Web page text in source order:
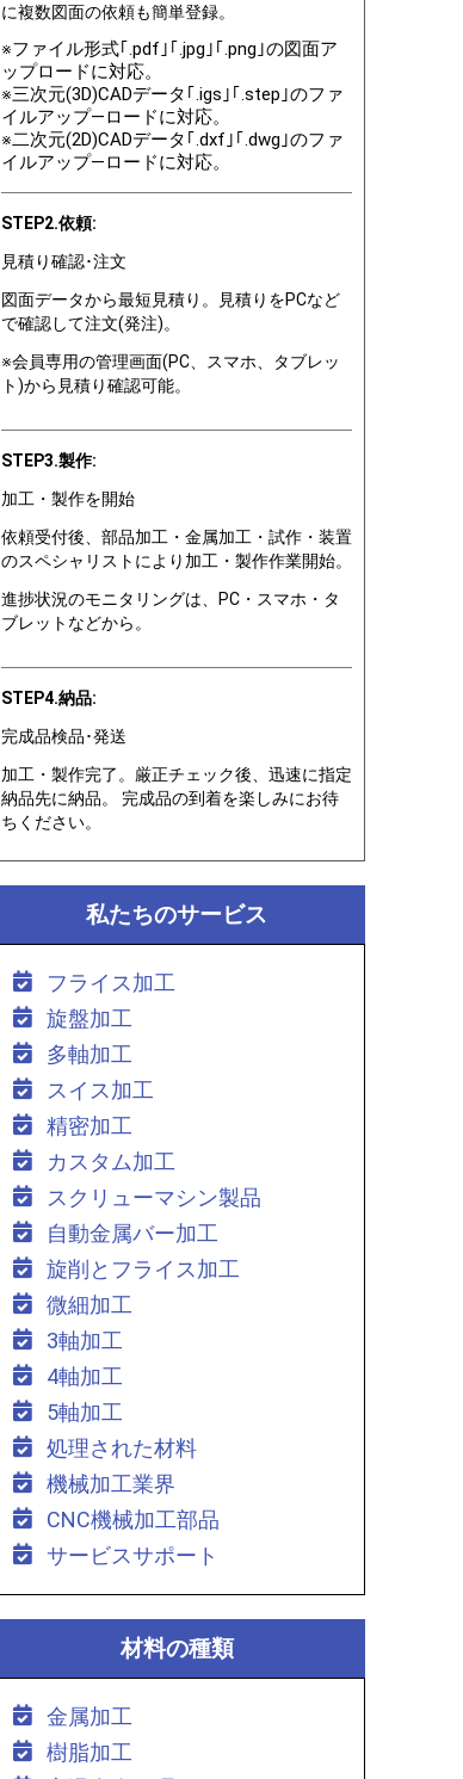
に複数図面の依頼も簡単登録。
※ファイル形式｢.pdf｣｢.jpg｣｢.png｣の図面ア
ップロードに対応。
※三次元(3D)CADデータ｢.igs｣｢.step｣のファ
イルアップ―ロードに対応。
※二次元(2D)CADデータ｢.dxf｣｢.dwg｣のファ
イルアップ―ロードに対応。
STEP2.依頼:
見積り確認･注文
図面データから最短見積り。見積りをPCなど
で確認して注文(発注)。
※会員専用の管理画面(PC、スマホ、タブレッ
ト)から見積り確認可能。
STEP3.製作:
加工・製作を開始
依頼受付後、部品加工・金属加工・試作・装置
のスペシャリストにより加工・製作作業開始。
進捗状況のモニタリングは、PC・スマホ・タ
ブレットなどから。
STEP4.納品:
完成品検品･発送
加工・製作完了。厳正チェック後、迅速に指定
納品先に納品。 完成品の到着を楽しみにお待
ちください。
私たちのサービス
フライス加工
旋盤加工
多軸加工
スイス加工
精密加工
カスタム加工
スクリューマシン製品
自動金属バー加工
旋削とフライス加工
微細加工
3軸加工
4軸加工
5軸加工
処理された材料
機械加工業界
CNC機械加工部品
サービスサポート
材料の種類
金属加工
樹脂加工